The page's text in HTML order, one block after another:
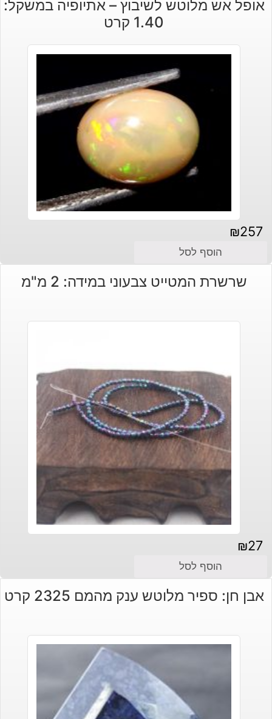
אופל אש מלוטש לשיבוץ – אתיופיה במשקל:
1.40 קרט
₪257
הוסף לסל
שרשרת המטייט צבעוני במידה: 2 מ"מ
₪27
הוסף לסל
אבן חן: ספיר מלוטש ענק מהמם 2325 קרט